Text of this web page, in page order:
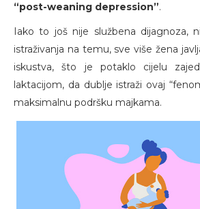
“post-weaning depression”.
Iako to još nije službena dijagnoza,
istraživanja na temu, sve više žena
iskustva, što je potaklo cijelu
laktacijom, da dublje istraži ovaj
maksimalnu podršku majkama.